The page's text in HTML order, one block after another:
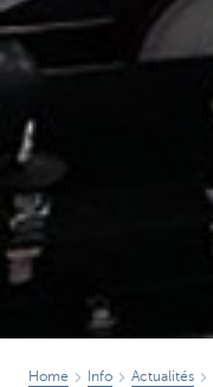
Home Info Actualités